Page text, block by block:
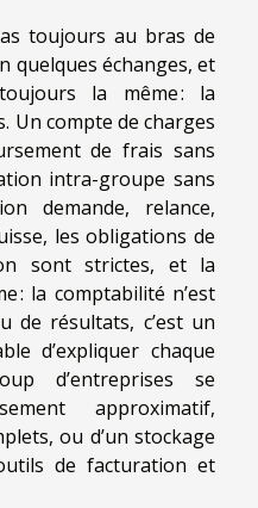
toujours au bras de
quelques échanges, et
la même : la
Un compte de charges
de frais sans
intra-groupe sans
demande, relance,
les obligations de
sont strictes, et la
: la comptabilité n’est
de résultats, c’est un
d’expliquer chaque
d’entreprises se
approximatif,
ou d’un stockage
de facturation et